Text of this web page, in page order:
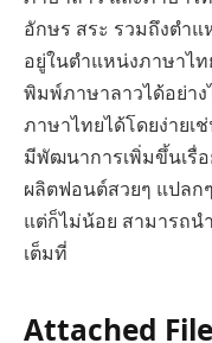
อักษร สระ รวมถึงตำ
อยู่ในตำแหน่งภาษาไ
พิมพ์ภาษาลาวได้อย่า
ภาษาไทยได้โดยง่าย
มีพัฒนาการเพิ่มขึ้นเรื่
ผลิตฟอนต์สวยๆ แปลก
แต่ก็ไม่น้อย สามารถน
เต็มที่
Attached